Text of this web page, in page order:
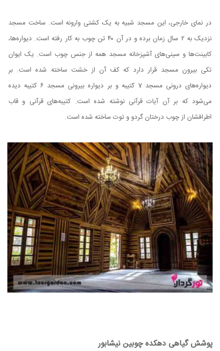
در نمای خارجی، این مسجد شبیه به یک کشتی‌ وارونه است. ساخت مسجد
نزدیک به ۲ سال زمان برده و در آن ۴۰ تن چوب به کار رفته است. دیواره‌ها،
کابینت‌ها و سینی‌‌های آشپزخانه مسجد همه از جنس چوب است. یک ایوان
تکی بیرون مسجد قرار دارد که کف آن از خشت ساخته شده است. بر
دیواره‌های درونی مسجد 7 کتیبه و بر دیواره بیرونی مسجد ۶ کتیبه دیده
می‌شود که بر آن آیات قرآنی نوشته شده است. کتیبه‌های قرآنی و قاب
اطرافشان از چوب درختان گردو و توت ساخته شده است.
پوشش گیاهی دهکده چوبین نیشابور